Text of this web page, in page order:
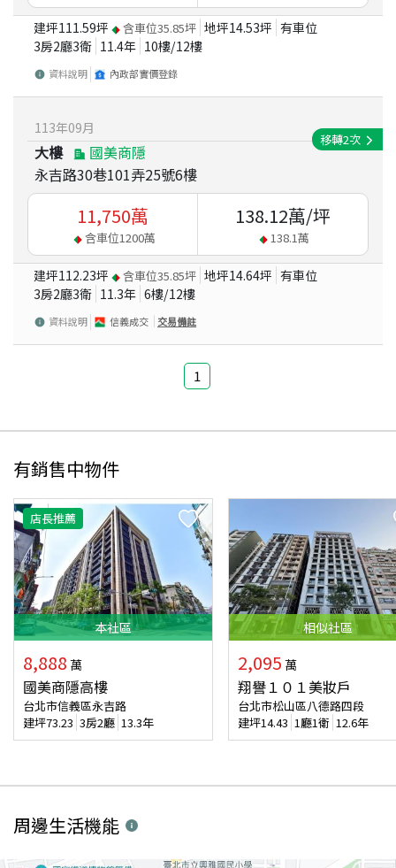
建坪111.59坪 含車位35.85坪 地坪14.53坪 有車位
3房2廳3衛 11.4年 10樓/12樓
資料說明 內政部實價登錄
113年09月
大樓
國美商隱
永吉路30巷101弄25號6樓
移轉2次
11,750萬
含車位1200萬
138.12萬/坪
138.1萬
建坪112.23坪 含車位35.85坪 地坪14.64坪 有車位
3房2廳3衛 11.3年 6樓/12樓
資料說明 信義成交 交易備註
1
有銷售中物件
店長推薦
本社區
8,888 萬
國美商隱高樓
台北市信義區永吉路
建坪73.23 3房2廳 13.3年
相似社區
2,095 萬
翔譽１０１美妝戶
台北市松山區八德路四段
建坪14.43 1廳1衛 12.6年
周邊生活機能